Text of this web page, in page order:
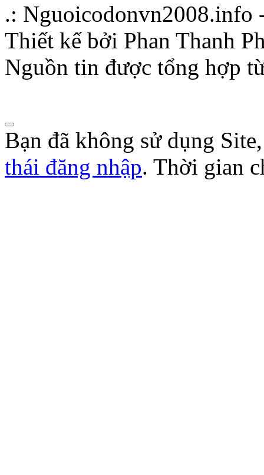
.: Nguoicodonvn2008.info
Thiết kế bởi Phan Thanh
Nguồn tin được tổng hợp
Bạn đã không sử dụng
thái đăng nhập. Thời gian